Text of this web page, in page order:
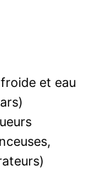
et eau